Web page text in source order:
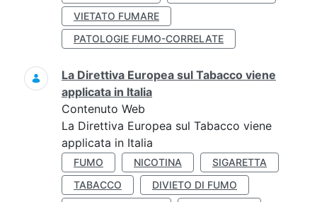
VIETATO FUMARE
PATOLOGIE FUMO-CORRELATE
La Direttiva Europea sul Tabacco viene
applicata in Italia
Contenuto Web
La Direttiva Europea sul Tabacco viene
applicata in Italia
FUMO NICOTINA
SIGARETTA
TABACCO
DIVIETO DI FUMO